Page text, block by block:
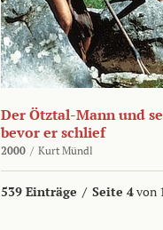
Der Ötztal-Mann und
bevor er schlief
2000 / Kurt Mündl
539 Einträge / Seite 4von